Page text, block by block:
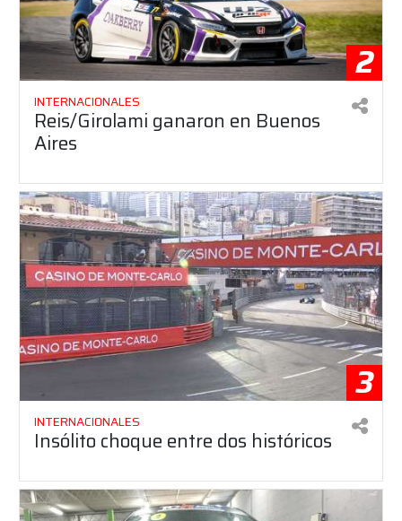
2
INTERNACIONALES
Reis/Girolami ganaron en Buenos
Aires
3
INTERNACIONALES
Insólito choque entre dos históricos